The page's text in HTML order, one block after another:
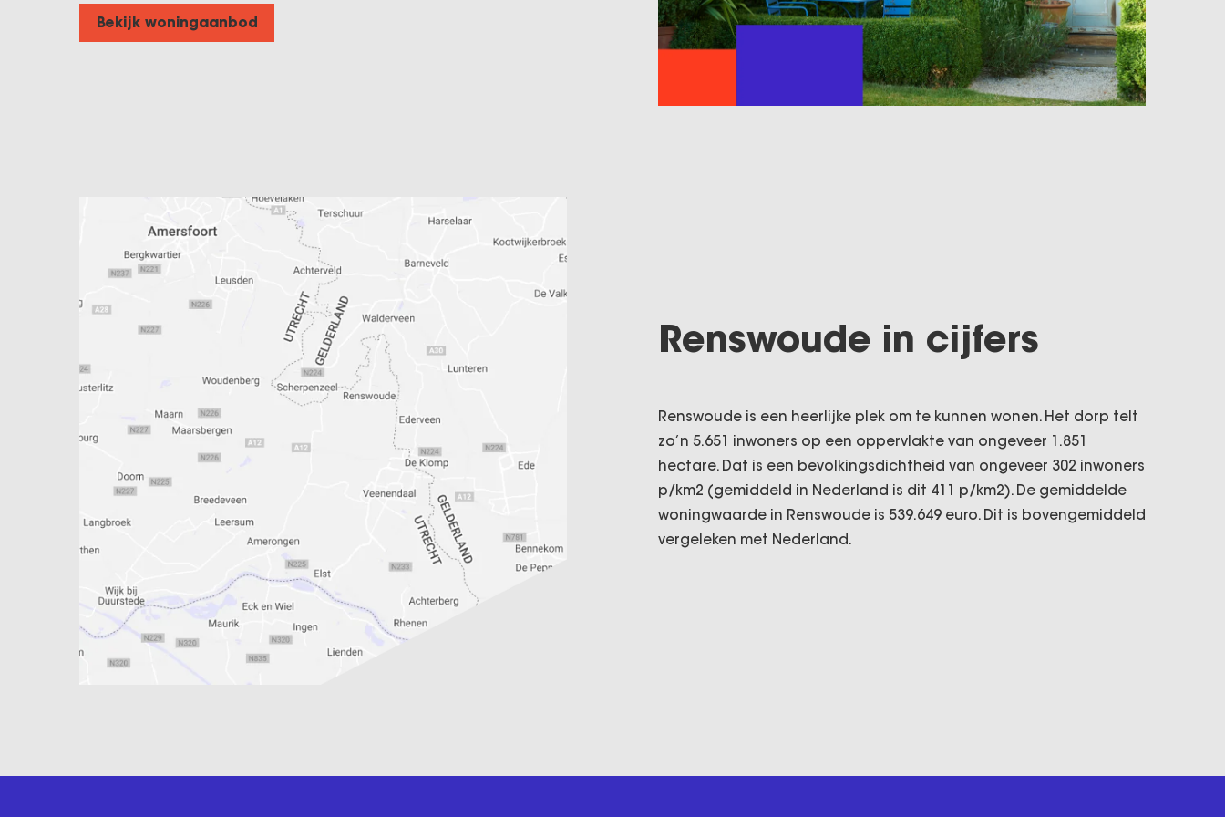
Bekijk woningaanbod
Renswoude in cijfers
Renswoude is een heerlijke plek om te kunnen wonen. Het dorp telt
zo’n 5.651 inwoners op een oppervlakte van ongeveer 1.851
hectare. Dat is een bevolkingsdichtheid van ongeveer 302 inwoners
p/km2 (gemiddeld in Nederland is dit 411 p/km2). De gemiddelde
woningwaarde in Renswoude is 539.649 euro. Dit is bovengemiddeld
vergeleken met Nederland.